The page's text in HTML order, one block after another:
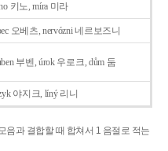
키노, míra 미라
오베츠, nervózni 네르보즈니
부벤, úrok 우로크, dům 둠
야지크, líný 리니
음과 결합할 때 합쳐서 1 음절로 적는